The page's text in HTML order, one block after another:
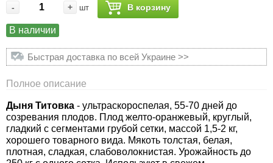
- + шт В корзину
В наличии
Быстрая доставка по всей Украине >>
Полное описание
Дыня Титовка - ультраскороспелая, 55-70 дней до
созревания плодов. Плод желто-оранжевый, круглый,
гладкий с сегментами грубой сетки, массой 1,5-2 кг,
хорошего товарного вида. Мякоть толстая, белая,
плотная, сладкая, слабоволокнистая. Урожайность до
Семена редьки
Семена салата
Семена сельдерея
Семена сидератов
Удобрения «Чистый лист» в палочках
Средства защиты от колорадского жука
Средства защиты от тараканов, прусаков,
Средства защиты от комаров, москитов,
клещей, ос, мошек, слепней
Средства защиты от мух